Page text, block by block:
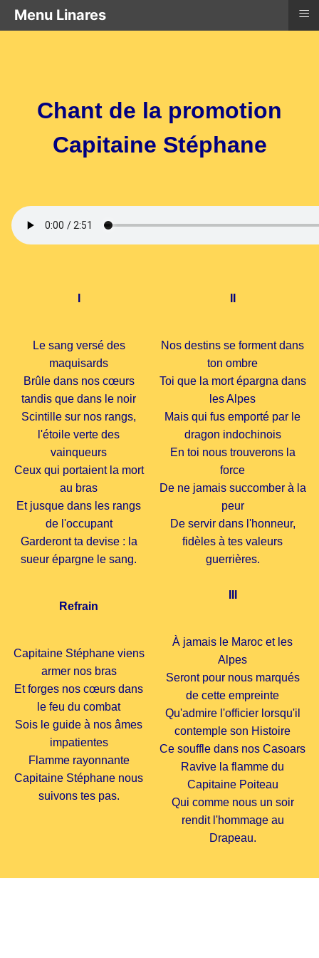
Menu Linares ≡
Chant de la promotion
Capitaine Stéphane
Le sang versé des
maquisards
Brûle dans nos cœurs
tandis que dans le noir
Scintille sur nos rangs,
l'étoile verte des
vainqueurs
Ceux qui portaient la mort
au bras
Et jusque dans les rangs
de l'occupant
Garderont ta devise : la
sueur épargne le sang.
Refrain
Capitaine Stéphane viens
armer nos bras
Et forges nos cœurs dans
le feu du combat
Sois le guide à nos âmes
impatientes
Flamme rayonnante
Capitaine Stéphane nous
suivons tes pas.
Nos destins se forment dans
ton ombre
Toi que la mort épargna dans
les Alpes
Mais qui fus emporté par le
dragon indochinois
En toi nous trouverons la
force
De ne jamais succomber à la
peur
De servir dans l'honneur,
fidèles à tes valeurs
guerrières.
À jamais le Maroc et les
Alpes
Seront pour nous marqués
de cette empreinte
Qu'admire l'officier lorsqu'il
contemple son Histoire
Ce souffle dans nos Casoars
Ravive la flamme du
Capitaine Poiteau
Qui comme nous un soir
rendit l'hommage au
Drapeau.